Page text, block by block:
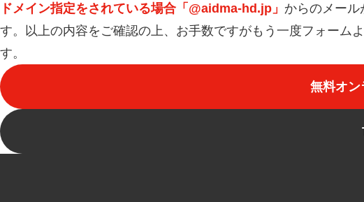
ドメイン指定をされている場合「@aidma-hd.jp」 からのメール
す。以上の内容をご確認の上、お手数ですがもう一度フォーム
す。
無料オン